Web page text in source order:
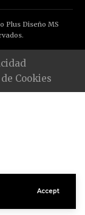
Accept
Plus Diseño MS
Cookies